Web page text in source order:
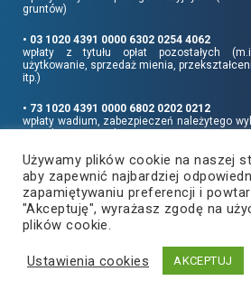
gruntów)
• 03 1020 4391 0000 6302 0254 4062
wpłaty z tytułu opłat pozostałych
użytkowanie, sprzedaż mienia,
itp.)
• 73 1020 4391 0000 6802 0202 0212
wpłaty wadium, zabezpieczeń należytego
Informujemy, że opłatę skarbową należy
Miasta Rzeszowa:
• 90 1240 6960 3851 0062 0000 0423
Copyright2021©
ZETO-
Używamy plików cookie na naszej
aby zapewnić najbardziej
zapamiętywaniu preferencji i
"Akceptuję", wyrażasz zgodę na
plików cookie.
Ustawienia cookies AKCEPTUJ